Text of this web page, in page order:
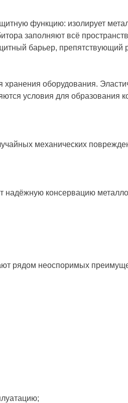
функцию: изолирует
заполняют всё
барьер, препятствующий
оборудования.
условия для образования
механических
надёжную консервацию
рядом неоспоримых